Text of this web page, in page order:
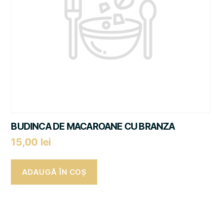
BUDINCA DE MACAROANE CU BRANZA
15,00 lei
ADAUGĂ ÎN COȘ